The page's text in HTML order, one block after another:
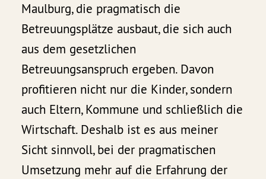
Maulburg, die pragmatisch die
Betreuungsplätze ausbaut, die sich auch
aus dem gesetzlichen
Betreuungsanspruch ergeben. Davon
profitieren nicht nur die Kinder, sondern
auch Eltern, Kommune und schließlich die
Wirtschaft. Deshalb ist es aus meiner
Sicht sinnvoll, bei der pragmatischen
Umsetzung mehr auf die Erfahrung der